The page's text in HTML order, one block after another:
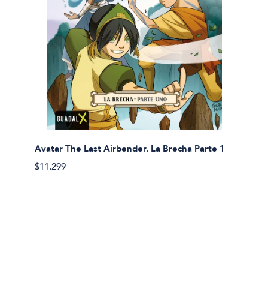
Avatar The Last Airbender. La Brecha Parte 1
$11.299